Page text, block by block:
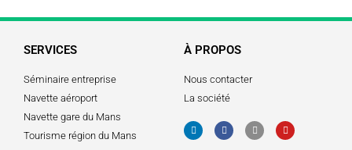
SERVICES
Séminaire entreprise
Navette aéroport
Navette gare du Mans
Tourisme région du Mans
À PROPOS
Nous contacter
La société